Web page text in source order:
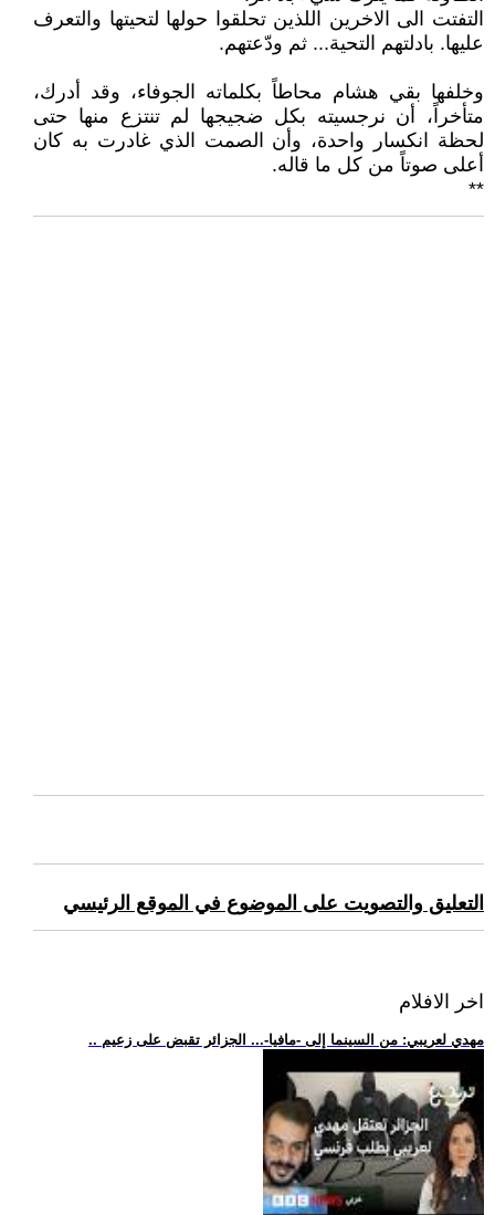
التفتت الى الاخرين اللذين تحلقوا حولها لتحيتها والتعرف
عليها. بادلتهم التحية... ثم ودّعتهم.
وخلفها بقي هشام محاطاً بكلماته الجوفاء، وقد أدرك،
متأخراً، أن نرجسيته بكل ضجيجها لم تنتزع منها حتى
لحظة انكسار واحدة، وأن الصمت الذي غادرت به كان
أعلى صوتاً من كل ما قاله.
**
التعليق والتصويت على الموضوع في الموقع الرئيسي
اخر الافلام
.. مهدي لعريبي: من السينما إلى -مافيا-... الجزائر تقبض على زعيم